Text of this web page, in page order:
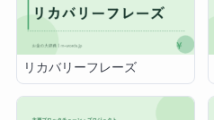
リカバリーフレーズ